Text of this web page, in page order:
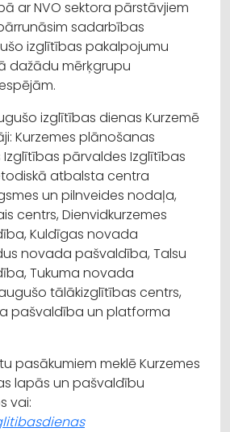
ar NVO sektora pārstāvjiem
sadarbības
izglītības pakalpojumu
dažādu mērķgrupu
izglītības dienas Kurzemē
Kurzemes plānošanas
Izglītības pārvaldes Izglītības
atbalsta centra
un pilnveides nodaļa,
centrs, Dienvidkurzemes
Kuldīgas novada
novada pašvaldība, Talsu
Tukuma novada
tālākizglītības centrs,
pašvaldība un platforma
pasākumiem meklē Kurzemes
lapās un pašvaldību
vai: